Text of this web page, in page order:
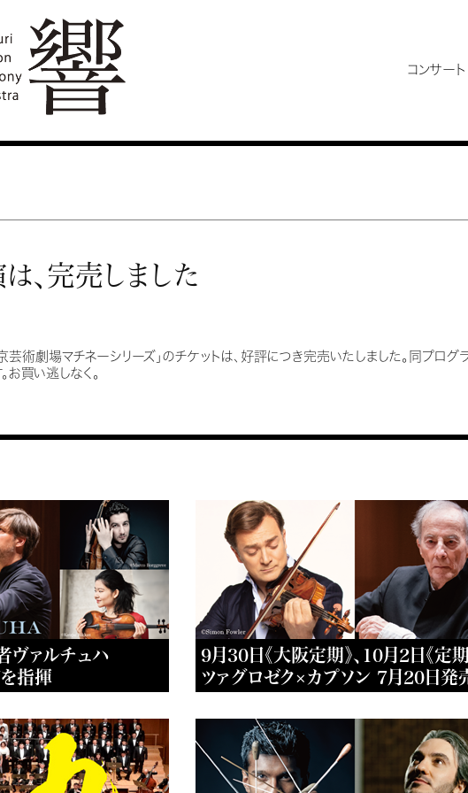
コンサート
、完売しました
芸術劇場マチネーシリーズ」のチケットは、好評につき完売いたしました。同プログ
お買い逃しなく。
ヴァルチュハ
指揮
9月30日《大阪定期》、10月2日《定期
ツァグロゼク×カプソン 7月20日発